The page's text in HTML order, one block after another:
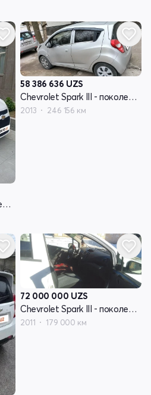
Chevrolet Spark III - поколение
58 386 636 UZS
Chevrolet Spark III - поколение
2013 246 156 км
72 000 000 UZS
Chevrolet Spark III - поколение
2011 179 000 км